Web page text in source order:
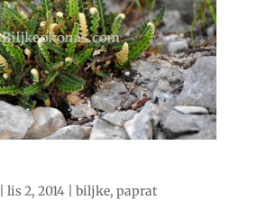
lis 2, 2014| biljke, paprat